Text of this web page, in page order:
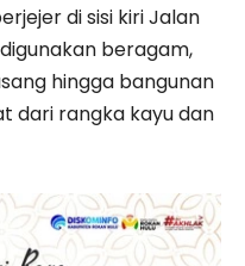
di sisi kiri Jalan
beragam,
hingga bangunan
dari rangka kayu dan